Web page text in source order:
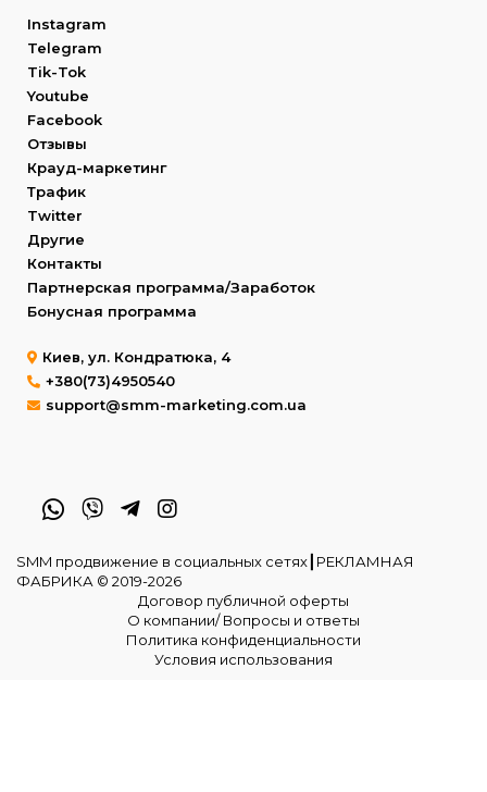
Instagram
Telegram
Tik-Tok
Youtube
Facebook
Отзывы
Крауд-маркетинг
Трафик
Twitter
Другие
Контакты
Партнерская программа/Заработок
Бонусная программа
Киев, ул. Кондратюка, 4
+380(73)4950540
support@smm-marketing.com.ua
SMM продвижение в социальных сетях┃РЕКЛАМНАЯ
ФАБРИКА © 2019-2026
Договор публичной оферты
О компании/ Вопросы и ответы
Политика конфиденциальности
Условия использования